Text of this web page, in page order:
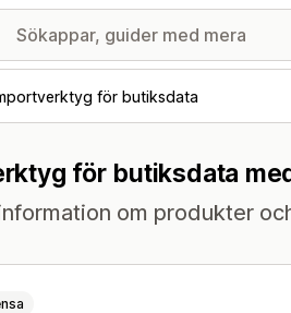
för butiksdata
för butiksdata
om produkter